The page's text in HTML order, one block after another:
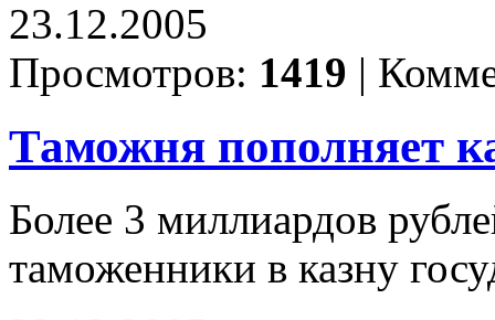
23.12.2005
Просмотров: 1419 |
Таможня пополняет
Более 3 миллиардов
таможенники в казну